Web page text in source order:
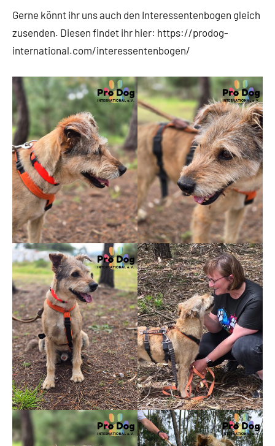
Gerne könnt ihr uns auch den Interessentenbogen gleich
zusenden. Diesen findet ihr hier: https://prodog-
international.com/interessentenbogen/